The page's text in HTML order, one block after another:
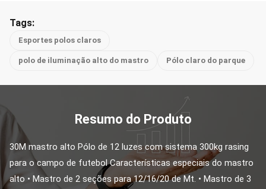
Tags:
Esportes polos claros
polo de iluminação alto do mastro Pólo claro do parque
Resumo do Produto
30M mastro alto Pólo de 12 luzes com sistema 300kg rasing
para o campo de futebol Características especiais do mastro
alto • Mastro de 2 seções para 12/16/20 de Mt. • Mastro de 3